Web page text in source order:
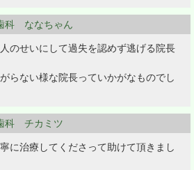
科 ななちゃん
のせいにして過失を認めず逃げる院長
らない様な院長っていかがなものでし
科 チカミツ
に治療してくださって助けて頂きまし